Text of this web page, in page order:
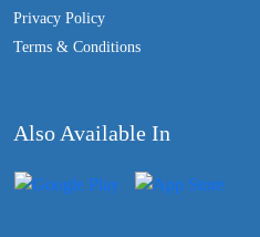
Privacy Policy
Terms & Conditions
Also Available In